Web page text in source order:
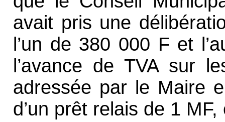
avait pris une
l’un de 380 000 F et
l’avance de TVA sur
adressée par le Maire
d’un prêt relais de 1